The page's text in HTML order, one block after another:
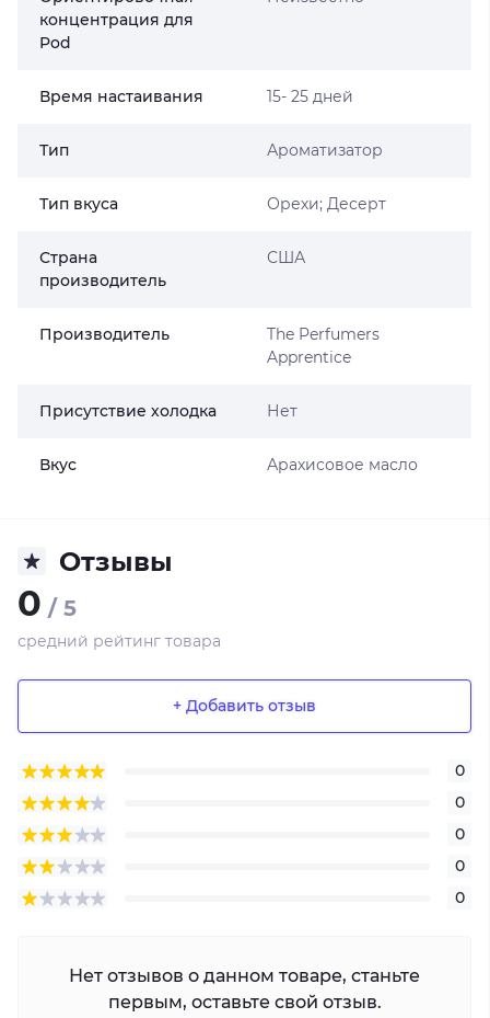
концентрация для
Pod
Время настаивания 15- 25 дней
Тип Ароматизатор
Тип вкуса Орехи; Десерт
Страна
производитель
США
Производитель
The Perfumers
Apprentice
Присутствие холодка Нет
Вкус Арахисовое масло
Отзывы
0 / 5
средний рейтинг товара
+ Добавить отзыв
0
0
0
0
0
Нет отзывов о данном товаре, станьте
первым, оставьте свой отзыв.